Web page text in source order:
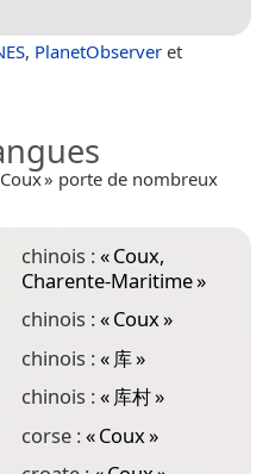
, PlanetObserver et
» porte de nombreux
chinois :«Coux,
Charente-Maritime»
chinois :«Coux»
chinois :«库»
chinois :«库村»
corse :«Coux»